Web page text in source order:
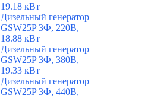
19.18 кВт
Дизельный генератор
GSW25P 3Ф, 220В,
18.88 кВт
Дизельный генератор
GSW25P 3Ф, 380В,
19.33 кВт
Дизельный генератор
GSW25P 3Ф, 440В,